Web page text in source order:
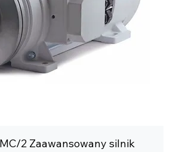
2 Zaawansowany silnik